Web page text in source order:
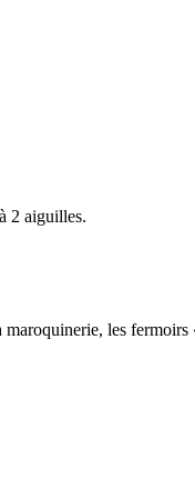
2 aiguilles.
maroquinerie, les